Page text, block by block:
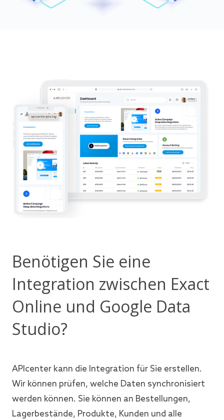
Benötigen Sie eine
Integration zwischen Exact
Online und Google Data
Studio?
APIcenter kann die Integration für Sie erstellen.
Wir können prüfen, welche Daten synchronisiert
werden können. Sie können an Bestellungen,
Lagerbestände, Produkte, Kunden und alle